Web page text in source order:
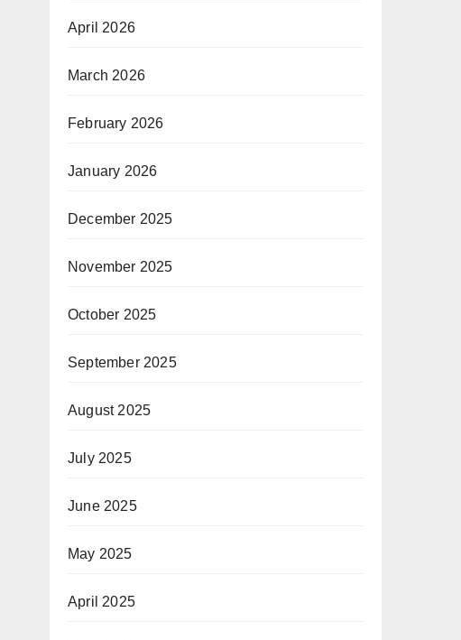
April 2026
March 2026
February 2026
January 2026
December 2025
November 2025
October 2025
September 2025
August 2025
July 2025
June 2025
May 2025
April 2025